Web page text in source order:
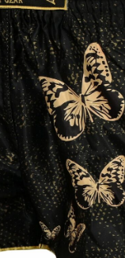
Voor
Bokszak
bokszak
Stoot-